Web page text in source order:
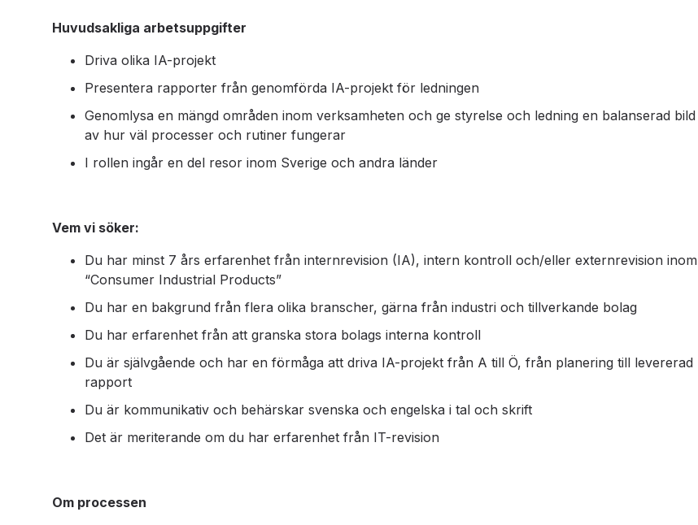
Huvudsakliga arbetsuppgifter
Driva olika IA-projekt
Presentera rapporter från genomförda IA-projekt för ledningen
Genomlysa en mängd områden inom verksamheten och ge styrelse och ledning en balanserad bild
av hur väl processer och rutiner fungerar
I rollen ingår en del resor inom Sverige och andra länder
Vem vi söker:
Du har minst 7 års erfarenhet från internrevision (IA), intern kontroll och/eller externrevision inom
“Consumer Industrial Products”
Du har en bakgrund från flera olika branscher, gärna från industri och tillverkande bolag
Du har erfarenhet från att granska stora bolags interna kontroll
Du är självgående och har en förmåga att driva IA-projekt från A till Ö, från planering till levererad
rapport
Du är kommunikativ och behärskar svenska och engelska i tal och skrift
Det är meriterande om du har erfarenhet från IT-revision
Om processen